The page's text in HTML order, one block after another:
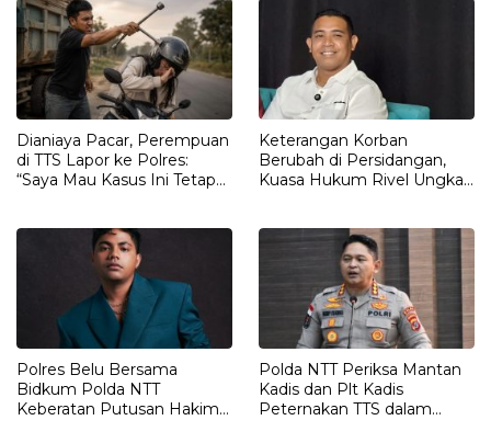
Dianiaya Pacar, Perempuan
di TTS Lapor ke Polres:
“Saya Mau Kasus Ini Tetap
Keterangan Korban
Berubah di Persidangan,
Kuasa Hukum Rivel Ungkap
Polres Belu Bersama
Bidkum Polda NTT
Keberatan Putusan Hakim
Polda NTT Periksa Mantan
Kadis dan Plt Kadis
Peternakan TTS dalam